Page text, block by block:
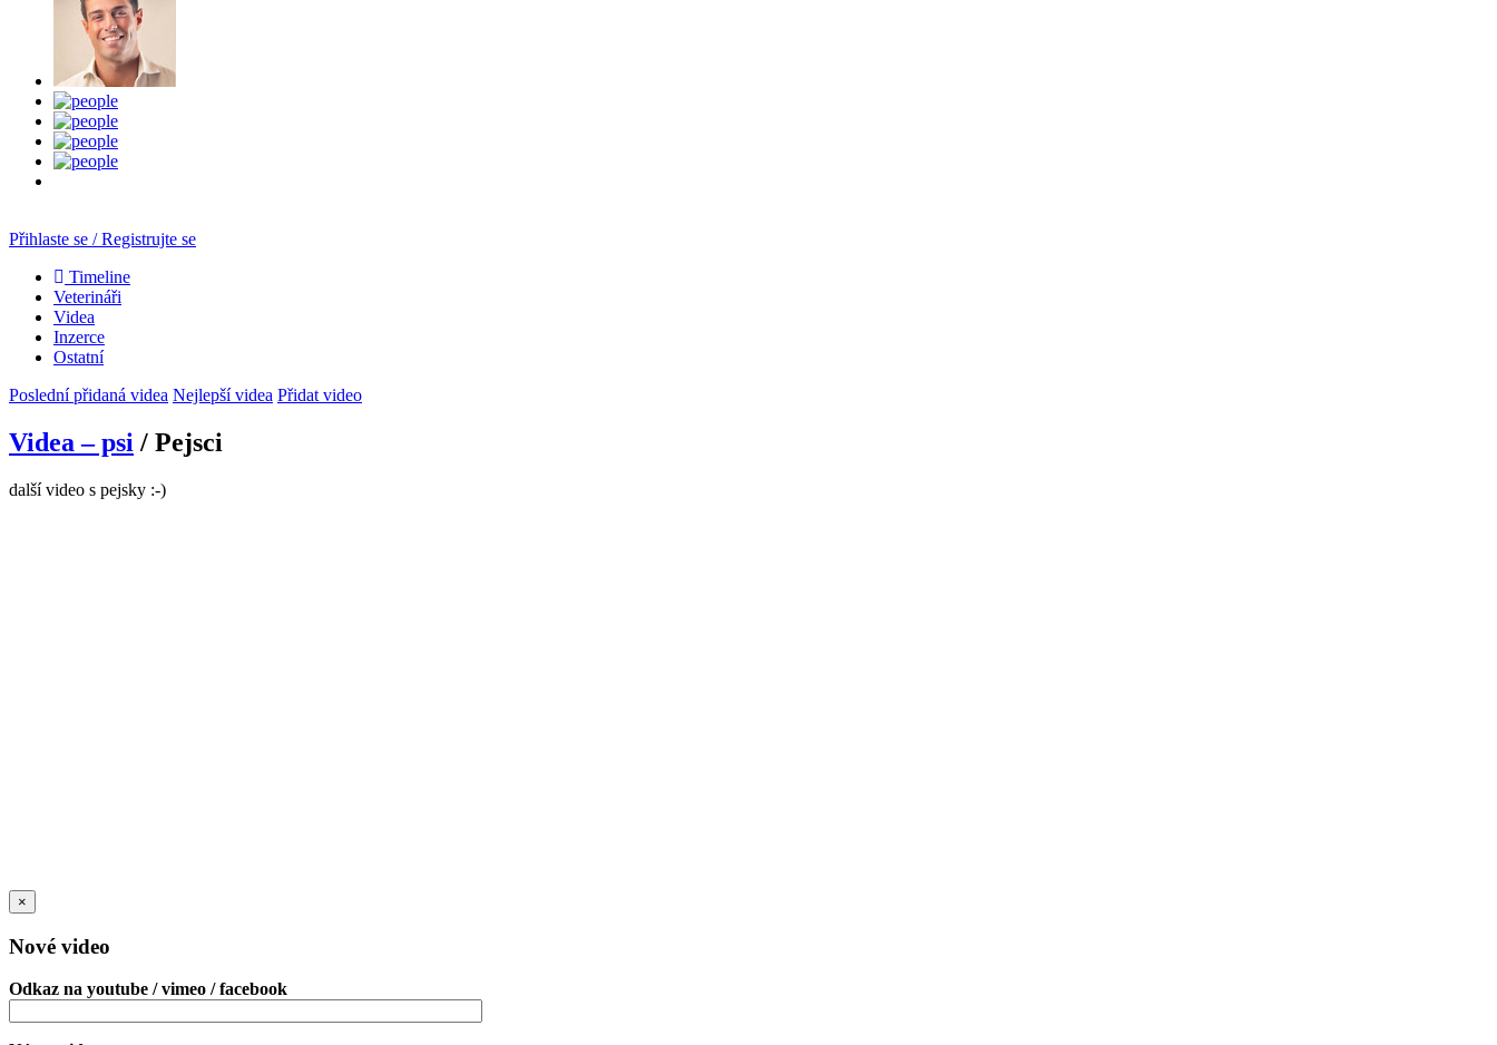
Přihlaste se / Registrujte se
Timeline
Veterináři
Videa
Inzerce
Ostatní
Poslední přidaná videa Nejlepší videa Přidat video
Videa – psi / Pejsci
další video s pejsky :-)
×
Nové video
Odkaz na youtube / vimeo / facebook